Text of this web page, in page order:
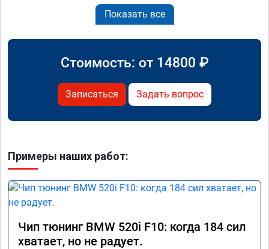
Показать все
Стоимость: от 14800 ₽
Записаться Задать вопрос
Примеры наших работ:
Чип тюнинг BMW 520i F10: когда 184 сил
хватает, но не радует.